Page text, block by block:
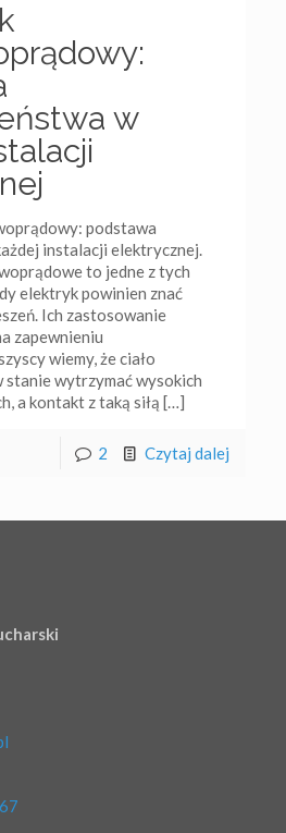
w
podstawa
instalacji elektrycznej.
to jedne z tych
elektryk powinien znać
Ich zastosowanie
zapewnieniu
wiemy, że ciało
stanie wytrzymać wysokich
a kontakt z taką siłą […]
2 Czytaj dalej